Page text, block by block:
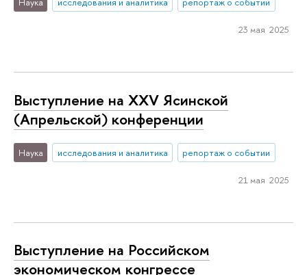
23 мая 2025
Выступление на XXV Ясинской
(Апрельской) конференции
Наука исследования и аналитика репортаж о событии
21 мая 2025
Выступление на Российском
экономическом конгрессе